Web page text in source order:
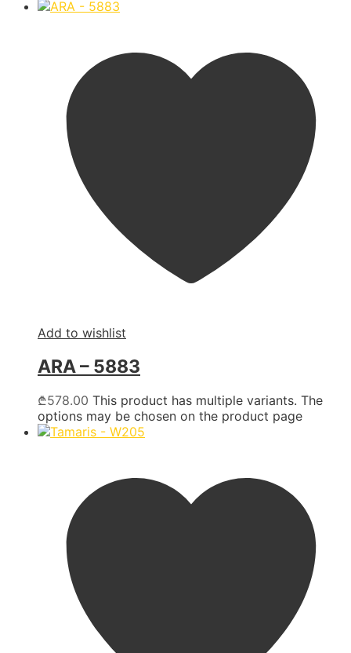
Add to wishlist
ARA – 5883
₾578.00 This product has multiple variants. The
options may be chosen on the product page